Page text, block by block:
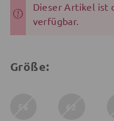
Dieser Artikel ist
verfügbar.
Größe: